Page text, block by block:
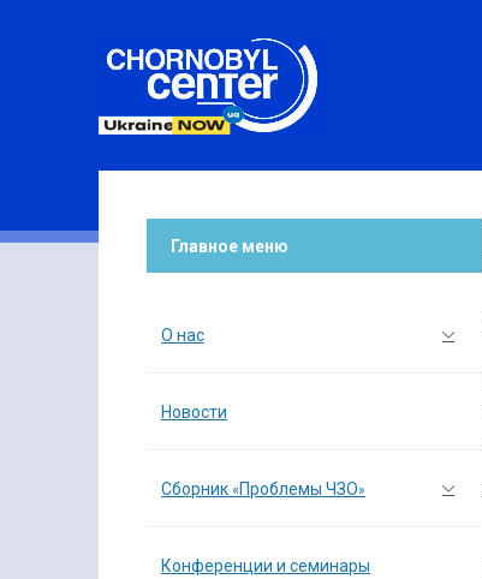
Главное меню
О нас
Новости
Сборник «Проблемы ЧЗО»
Конференции и семинары